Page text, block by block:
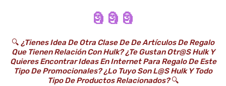
🗿 🗿 🗿
🔍 ¿Tienes Idea De Otra Clase De De Artículos De Regalo
Que Tienen Relación Con Hulk? ¿Te Gustan Otr@s Hulk Y
Quieres Encontrar Ideas En Internet Para Regalo De Este
Tipo De Promocionales? ¿Lo Tuyo Son L@s Hulk Y Todo
Tipo De Productos Relacionados?🔍